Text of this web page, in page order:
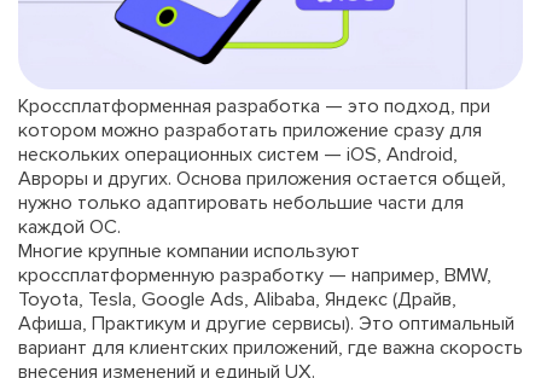
Кроссплатформенная разработка — это подход, при
котором можно разработать приложение сразу для
нескольких операционных систем — iOS, Android,
Авроры и других. Основа приложения остается общей,
нужно только адаптировать небольшие части для
каждой ОС.
Многие крупные компании используют
кроссплатформенную разработку — например, BMW,
Toyota, Tesla, Google Ads, Alibaba, Яндекс (Драйв,
Афиша, Практикум и другие сервисы). Это оптимальный
вариант для клиентских приложений, где важна скорость
внесения изменений и единый UX.